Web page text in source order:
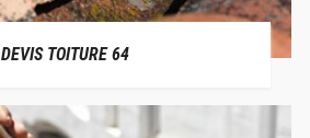
DEVIS TOITURE 64